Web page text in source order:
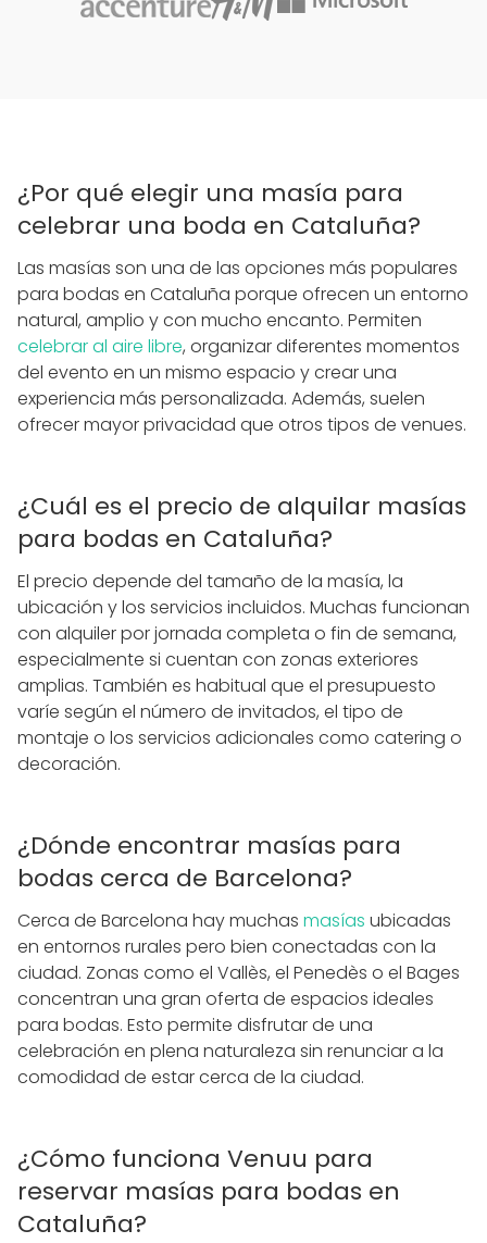
¿Por qué elegir una masía para
celebrar una boda en Cataluña?
Las masías son una de las opciones más populares
para bodas en Cataluña porque ofrecen un entorno
natural, amplio y con mucho encanto. Permiten
celebrar al aire libre, organizar diferentes momentos
del evento en un mismo espacio y crear una
experiencia más personalizada. Además, suelen
ofrecer mayor privacidad que otros tipos de venues.
¿Cuál es el precio de alquilar masías
para bodas en Cataluña?
El precio depende del tamaño de la masía, la
ubicación y los servicios incluidos. Muchas funcionan
con alquiler por jornada completa o fin de semana,
especialmente si cuentan con zonas exteriores
amplias. También es habitual que el presupuesto
varíe según el número de invitados, el tipo de
montaje o los servicios adicionales como catering o
decoración.
¿Dónde encontrar masías para
bodas cerca de Barcelona?
Cerca de Barcelona hay muchas masías ubicadas
en entornos rurales pero bien conectadas con la
ciudad. Zonas como el Vallès, el Penedès o el Bages
concentran una gran oferta de espacios ideales
para bodas. Esto permite disfrutar de una
celebración en plena naturaleza sin renunciar a la
comodidad de estar cerca de la ciudad.
¿Cómo funciona Venuu para
reservar masías para bodas en
Cataluña?